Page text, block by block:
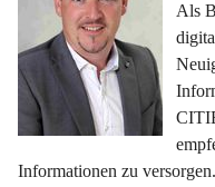
Als
Informationen zu